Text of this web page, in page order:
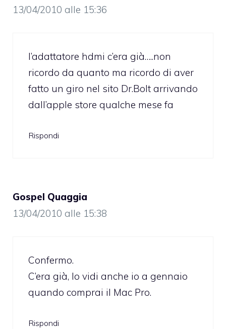
13/04/2010 alle 15:36
l’adattatore hdmi c’era già…..non
ricordo da quanto ma ricordo di aver
fatto un giro nel sito Dr.Bolt arrivando
dall’apple store qualche mese fa
Rispondi
Gospel Quaggia
13/04/2010 alle 15:38
Confermo.
C’era già, lo vidi anche io a gennaio
quando comprai il Mac Pro.
Rispondi